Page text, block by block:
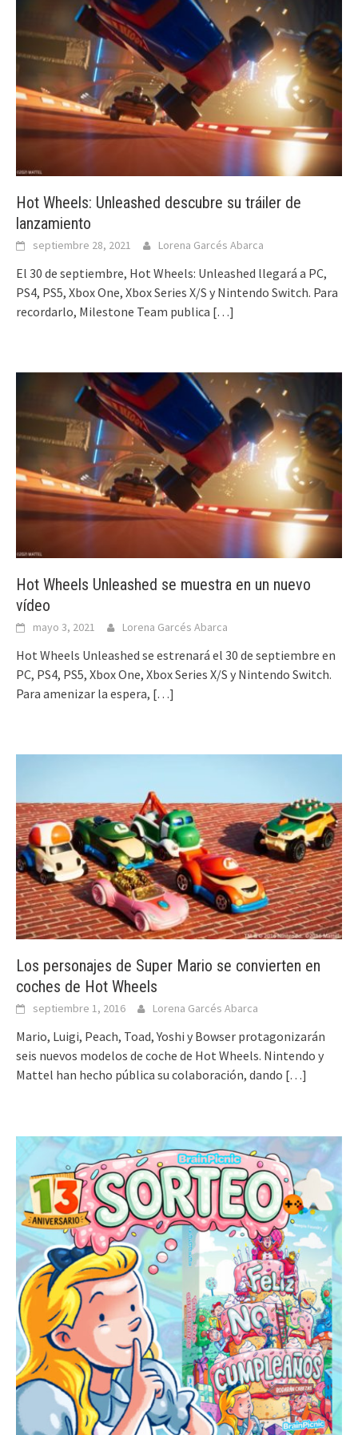
Hot Wheels: Unleashed descubre su tráiler de
lanzamiento
septiembre 28, 2021 Lorena Garcés Abarca
El 30 de septiembre, Hot Wheels: Unleashed llegará a PC,
PS4, PS5, Xbox One, Xbox Series X/S y Nintendo Switch. Para
recordarlo, Milestone Team publica […]
Hot Wheels Unleashed se muestra en un nuevo
vídeo
mayo 3, 2021 Lorena Garcés Abarca
Hot Wheels Unleashed se estrenará el 30 de septiembre en
PC, PS4, PS5, Xbox One, Xbox Series X/S y Nintendo Switch.
Para amenizar la espera, […]
Los personajes de Super Mario se convierten en
coches de Hot Wheels
septiembre 1, 2016 Lorena Garcés Abarca
Mario, Luigi, Peach, Toad, Yoshi y Bowser protagonizarán
seis nuevos modelos de coche de Hot Wheels. Nintendo y
Mattel han hecho pública su colaboración, dando […]